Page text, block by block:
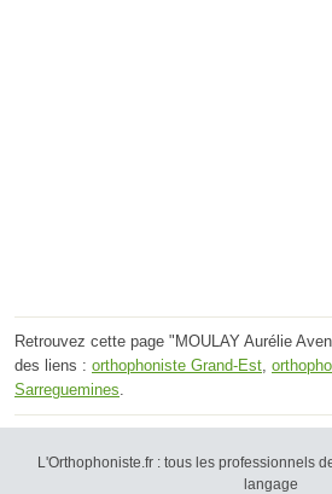
Retrouvez cette page "MOULAY Aurélie
des liens : orthophoniste Grand-Est,
Sarreguemines.
L'Orthophoniste.fr : tous les professionnels
langage